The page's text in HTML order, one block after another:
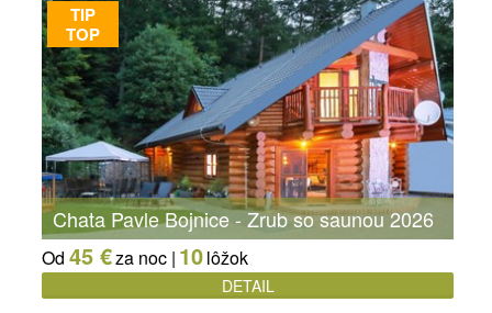
TIP
TOP
Chata Pavle Bojnice - Zrub so saunou 2026
Od 45 €za noc | 10lôžok
DETAIL